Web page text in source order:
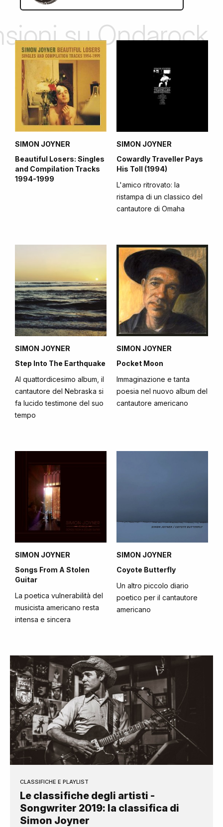
su Ondarock
SIMON JOYNER
Beautiful Losers: Singles
and Compilation Tracks
1994-1999
SIMON JOYNER
Cowardly Traveller Pays
His Toll (1994)
L'amico ritrovato: la
ristampa di un classico del
cantautore di Omaha
SIMON JOYNER
Step Into The Earthquake
Al quattordicesimo album, il
cantautore del Nebraska si
fa lucido testimone del suo
tempo
SIMON JOYNER
Pocket Moon
Immaginazione e tanta
poesia nel nuovo album del
cantautore americano
SIMON JOYNER
Songs From A Stolen
Guitar
La poetica vulnerabilità del
musicista americano resta
intensa e sincera
SIMON JOYNER
Coyote Butterfly
Un altro piccolo diario
poetico per il cantautore
americano
CLASSIFICHE E PLAYLIST
Le classifiche degli artisti -
Songwriter 2019: la classifica di
Simon Joyner